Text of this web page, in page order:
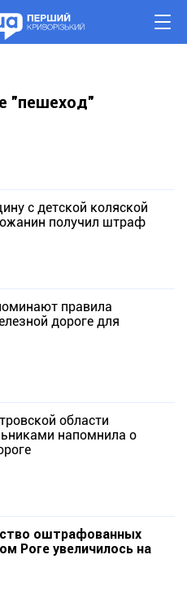
"пешеход"
с детской коляской
получил штраф
правила
дороге для
области
напомнила о
оштрафованных
Роге увеличилось на